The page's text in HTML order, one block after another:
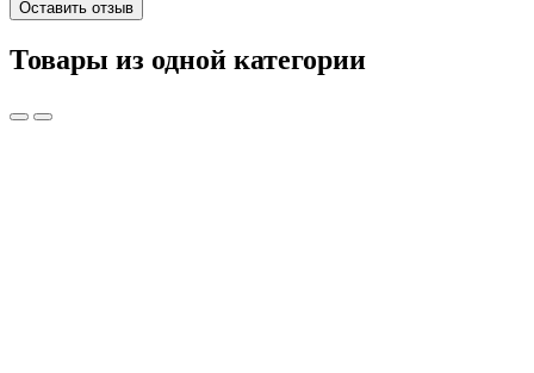
Оставить отзыв
Товары из одной категории